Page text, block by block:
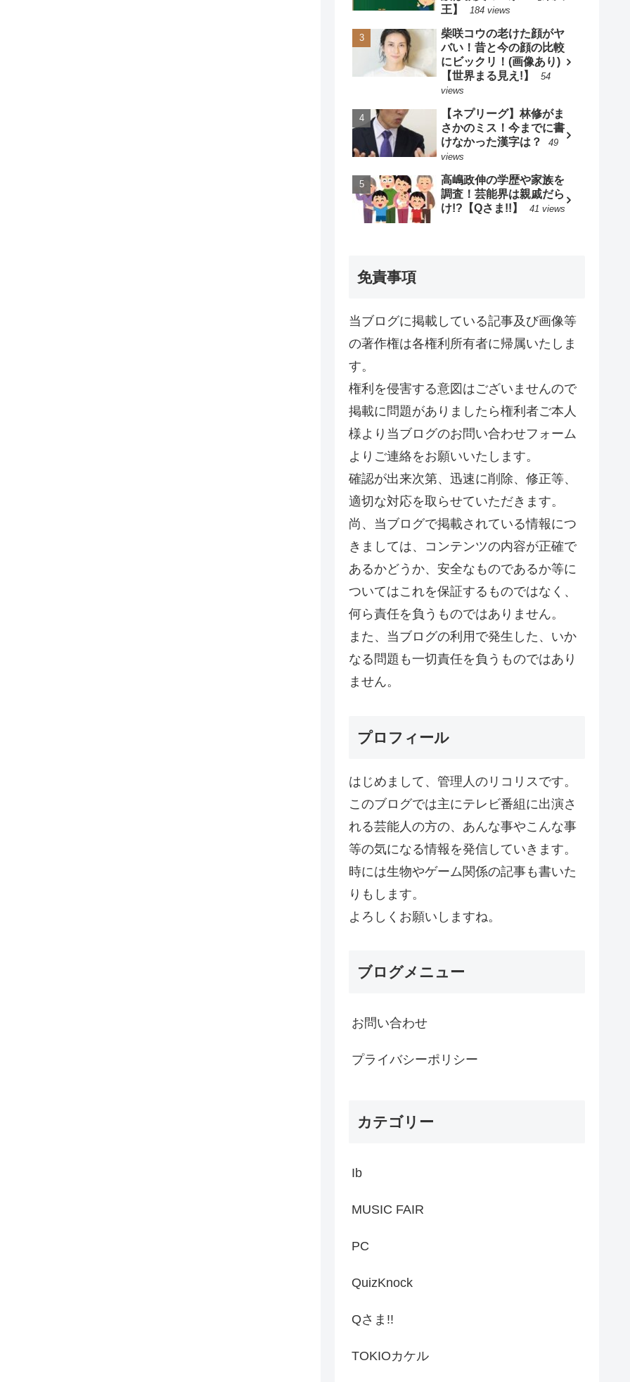
王】
184 views
柴咲コウの老けた顔がヤ
バい！昔と今の顔の比較
にビックリ！(画像あり)
【世界まる見え!】
54
views
【ネプリーグ】林修がま
さかのミス！今までに書
けなかった漢字は？
49
views
高嶋政伸の学歴や家族を
調査！芸能界は親戚だら
け!?【Qさま!!】
41 views
免責事項
当ブログに掲載している記事及び画像等
の著作権は各権利所有者に帰属いたしま
す。
権利を侵害する意図はございませんので
掲載に問題がありましたら権利者ご本人
様より当ブログのお問い合わせフォーム
よりご連絡をお願いいたします。
確認が出来次第、迅速に削除、修正等、
適切な対応を取らせていただきます。
尚、当ブログで掲載されている情報につ
きましては、コンテンツの内容が正確で
あるかどうか、安全なものであるか等に
ついてはこれを保証するものではなく、
何ら責任を負うものではありません。
また、当ブログの利用で発生した、いか
なる問題も一切責任を負うものではあり
ません。
プロフィール
はじめまして、管理人のリコリスです。
このブログでは主にテレビ番組に出演さ
れる芸能人の方の、あんな事やこんな事
等の気になる情報を発信していきます。
時には生物やゲーム関係の記事も書いた
りもします。
よろしくお願いしますね。
ブログメニュー
お問い合わせ
プライバシーポリシー
カテゴリー
Ib
MUSIC FAIR
PC
QuizKnock
Qさま!!
TOKIOカケル